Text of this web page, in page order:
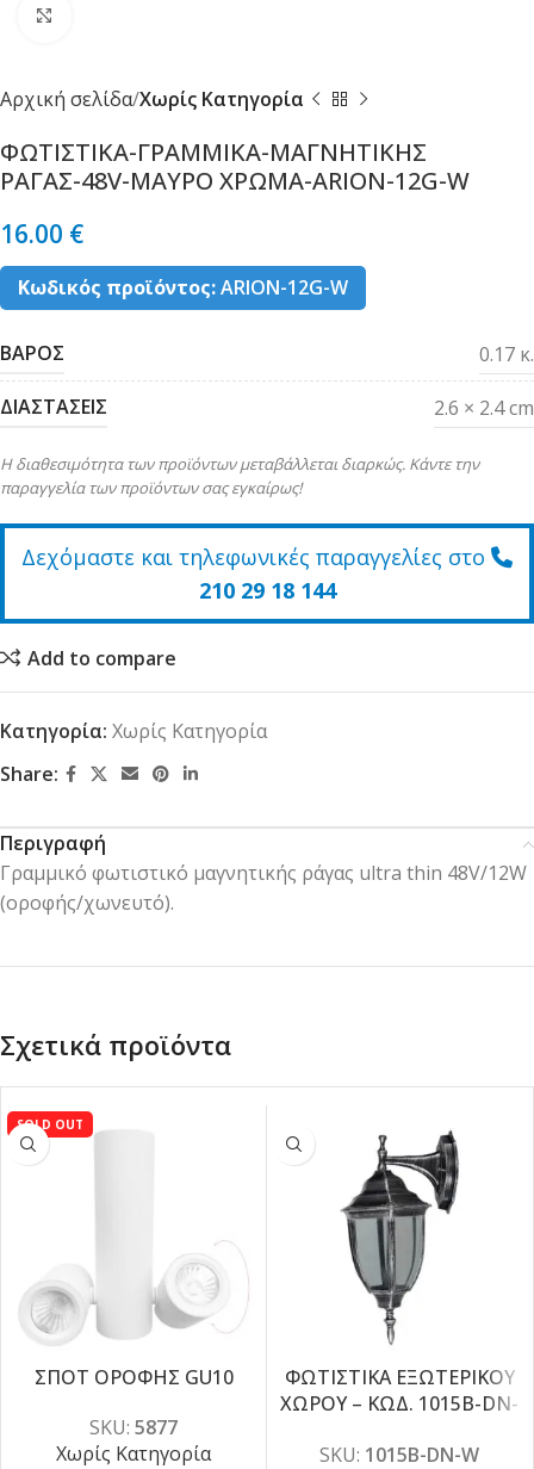
Αρχική σελίδα Χωρίς Κατηγορία
ΦΩΤΙΣΤΙΚΑ-ΓΡΑΜΜΙΚΑ-ΜΑΓΝΗΤΙΚΗΣ
ΡΑΓΑΣ-48V-ΜΑΥΡΟ ΧΡΩΜΑ-ARION-12G-W
16.00 €
Κωδικός προϊόντος:ARION-12G-W
ΒΑΡΟΣ 0.17 κ.
ΔΙΑΣΤΑΣΕΙΣ 2.6 × 2.4 cm
Η διαθεσιμότητα των προϊόντων μεταβάλλεται διαρκώς. Κάντε την
παραγγελία των προϊόντων σας εγκαίρως!
Δεχόμαστε και τηλεφωνικές παραγγελίες στο
210 29 18 144
Add to compare
Κατηγορία: Χωρίς Κατηγορία
Share:
Περιγραφή
Γραμμικό φωτιστικό μαγνητικής ράγας ultra thin 48V/12W
(οροφής/χωνευτό).
Σχετικά προϊόντα
SOLD OUT
ΣΠΟΤ ΟΡΟΦΗΣ GU10
SKU: 5877
Χωρίς Κατηγορία
ΦΩΤΙΣΤΙΚΑ ΕΞΩΤΕΡΙΚΟΥ
ΧΩΡΟΥ – ΚΩΔ. 1015B-DN-
SKU: 1015B-DN-W